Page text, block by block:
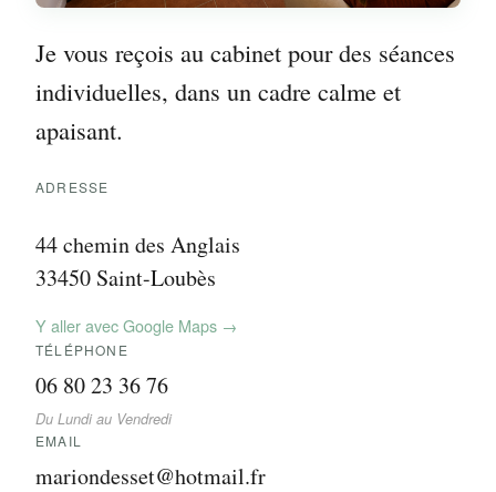
Je vous reçois au cabinet pour des séances
individuelles, dans un cadre calme et
apaisant.
ADRESSE
44 chemin des Anglais
33450 Saint-Loubès
Y aller avec Google Maps →
TÉLÉPHONE
06 80 23 36 76
Du Lundi au Vendredi
EMAIL
mariondesset@hotmail.fr